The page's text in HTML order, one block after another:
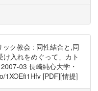
ック教会 : 同性結合と,同
入れをめぐって」カト
03 長崎純心大学・
1XOEfi1Hfv [PDF][情提]